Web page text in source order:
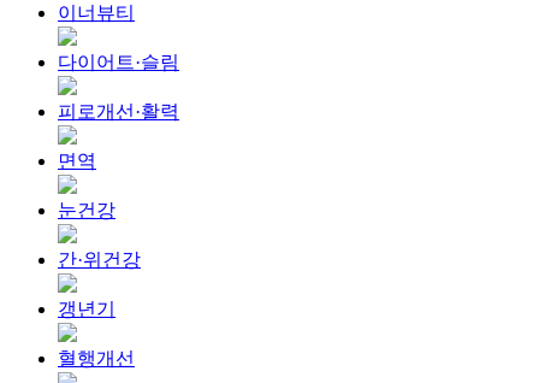
이너뷰티
다이어트·슬림
피로개선·활력
면역
눈건강
간·위건강
갱년기
혈행개선